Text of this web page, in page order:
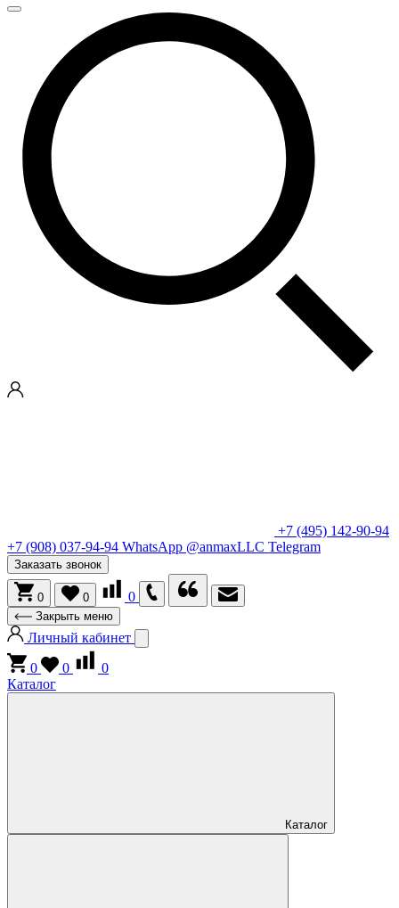
+7 (495) 142-90-94
+7 (908) 037-94-94 WhatsApp @anmaxLLC Telegram
Заказать звонок
0 0 0
Закрыть меню
Личный кабинет
0
0
0
Каталог
Каталог